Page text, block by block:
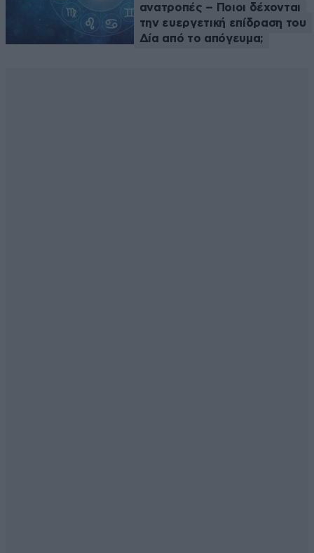
ανατροπές – Ποιοι δέχονται
την ευεργετική επίδραση του
Δία από το απόγευμα;